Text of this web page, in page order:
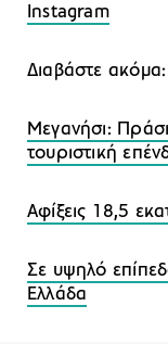
Instagram
Διαβάστε ακόμα:
Μεγανήσι:
τουριστική
Αφίξεις 18,5
Σε υψηλό
Ελλάδα